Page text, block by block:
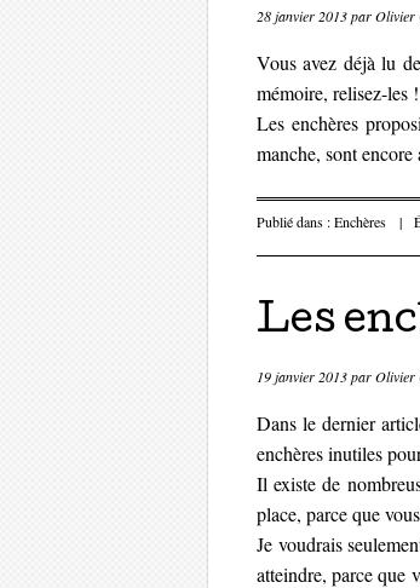
28 janvier 2013parOlivier
Vous avez déjà lu
mémoire, relisez-les !
Les enchères
manche, sont encore
Publié dans :Enchères |
Les
19 janvier 2013parOlivier
Dans le dernier
enchères inutiles
Il existe de
place, parce que
Je voudrais
atteindre, parce que